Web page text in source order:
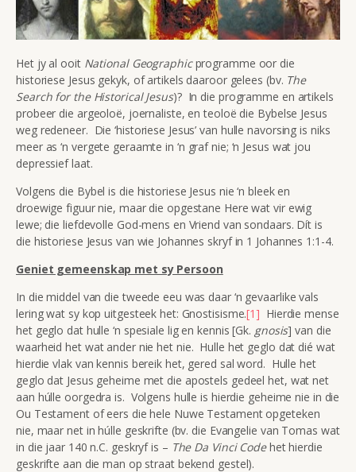
Het jy al ooit National Geographicprogramme oor die
historiese Jesus gekyk, of artikels daaroor gelees (bv. The
Search for the Historical Jesus)? In die programme en artikels
probeer die argeoloë, joernaliste, en teoloë die Bybelse Jesus
weg redeneer. Die ‘historiese Jesus’ van hulle navorsing is niks
meer as ‘n vergete geraamte in ‘n graf nie; ‘n Jesus wat jou
depressief laat.
Volgens die Bybel is die historiese Jesus nie ‘n bleek en
droewige figuur nie, maar die opgestane Here wat vir ewig
lewe; die liefdevolle God-mens en Vriend van sondaars. Dít is
die historiese Jesus van wie Johannes skryf in 1 Johannes 1:1-4.
Geniet gemeenskap met sy Persoon
In die middel van die tweede eeu was daar ‘n gevaarlike vals
lering wat sy kop uitgesteek het: Gnostisisme.[1] Hierdie mense
het geglo dat hulle ‘n spesiale lig en kennis [Gk. gnosis] van die
waarheid het wat ander nie het nie. Hulle het geglo dat dié wat
hierdie vlak van kennis bereik het, gered sal word. Hulle het
geglo dat Jesus geheime met die apostels gedeel het, wat net
aan húlle oorgedra is. Volgens hulle is hierdie geheime nie in die
Ou Testament of eers die hele Nuwe Testament opgeteken
nie, maar net in húlle geskrifte (bv. die Evangelie van Tomas wat
in die jaar 140 n.C. geskryf is – The Da Vinci Codehet hierdie
geskrifte aan die man op straat bekend gestel).